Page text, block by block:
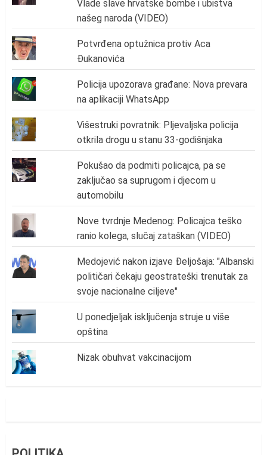
Vlade slave hrvatske bombe i ubistva
našeg naroda (VIDEO)
Potvrđena optužnica protiv Aca
Đukanovića
Policija upozorava građane: Nova prevara
na aplikaciji WhatsApp
Višestruki povratnik: Pljevaljska policija
otkrila drogu u stanu 33-godišnjaka
Pokušao da podmiti policajca, pa se
zaključao sa suprugom i djecom u
automobilu
Nove tvrdnje Medenog: Policajca teško
ranio kolega, slučaj zataškan (VIDEO)
Medojević nakon izjave Đeljošaja: "Albanski
političari čekaju geostrateški trenutak za
svoje nacionalne ciljeve"
U ponedjeljak isključenja struje u više
opština
Nizak obuhvat vakcinacijom